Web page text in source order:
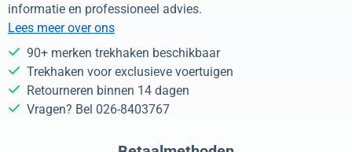
informatie en professioneel advies.
Lees meer over ons
90+ merken trekhaken beschikbaar
Trekhaken voor exclusieve voertuigen
Retourneren binnen 14 dagen
Vragen? Bel 026-8403767